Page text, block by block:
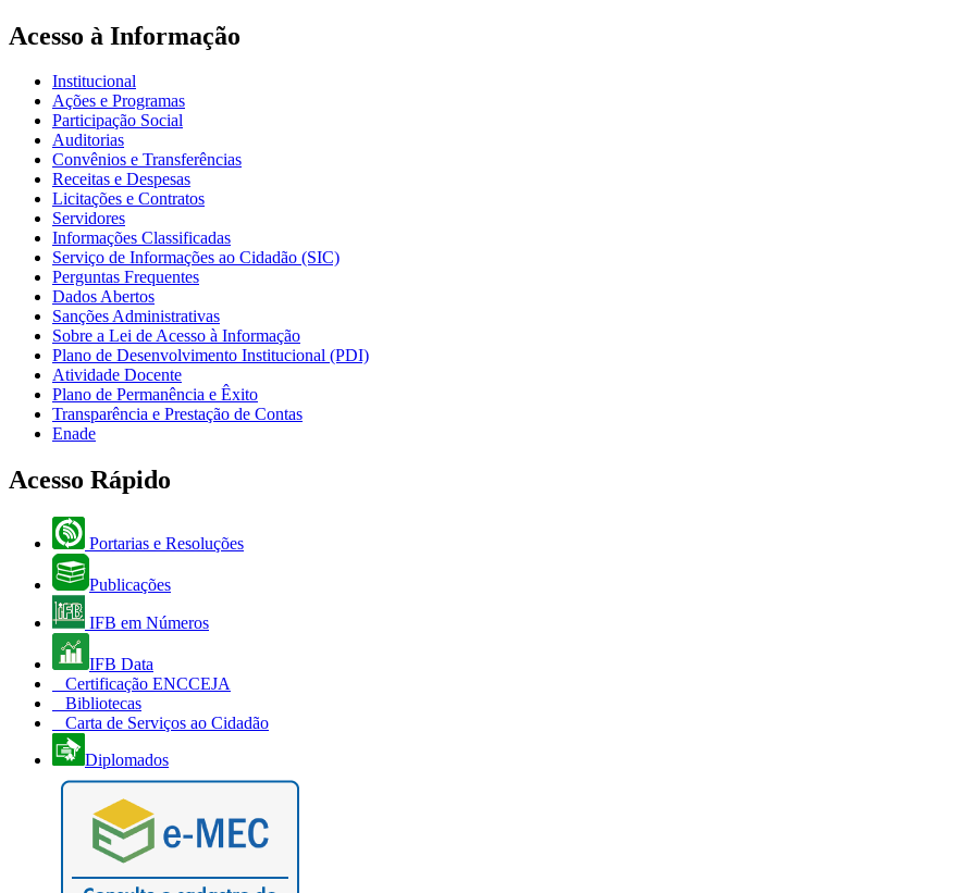
Acesso à Informação
Institucional
Ações e Programas
Participação Social
Auditorias
Convênios e Transferências
Receitas e Despesas
Licitações e Contratos
Servidores
Informações Classificadas
Serviço de Informações ao Cidadão (SIC)
Perguntas Frequentes
Dados Abertos
Sanções Administrativas
Sobre a Lei de Acesso à Informação
Plano de Desenvolvimento Institucional (PDI)
Atividade Docente
Plano de Permanência e Êxito
Transparência e Prestação de Contas
Enade
Acesso Rápido
Portarias e Resoluções
Publicações
IFB em Números
IFB Data
Certificação ENCCEJA
Bibliotecas
Carta de Serviços ao Cidadão
Diplomados